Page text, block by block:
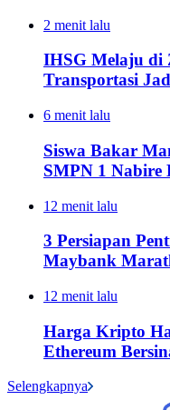
2 menit lalu
IHSG Melaju di
Transportasi
6 menit lalu
Siswa Bakar
SMPN 1 Nabire
12 menit lalu
3 Persiapan
Maybank
12 menit lalu
Harga Kripto
Ethereum
Selengkapnya